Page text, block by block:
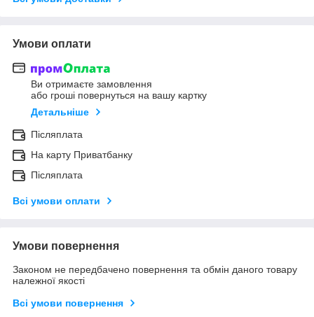
Умови оплати
Ви отримаєте замовлення
або гроші повернуться на вашу картку
Детальніше
Післяплата
На карту Приватбанку
Післяплата
Всі умови оплати
Умови повернення
Законом не передбачено повернення та обмін даного товару
належної якості
Всі умови повернення